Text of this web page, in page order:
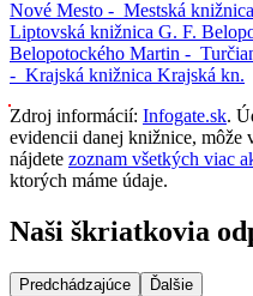
Nové Mesto - Mestská knižnica
Liptovská knižnica G. F.
Belopotockého Martin -
- Krajská knižnica Krajská kn.
Zdroj informácií: Infogate.sk.
evidencii danej knižnice, môže
nájdete zoznam všetkých viac
ktorých máme údaje.
Naši škriatkovia
Predchádzajúce Ďalšie